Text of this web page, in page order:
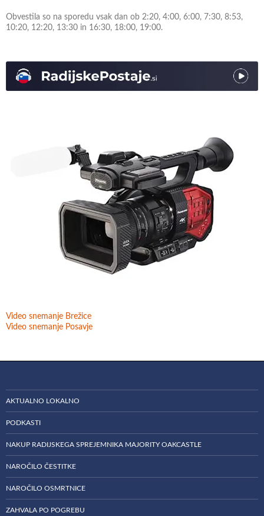
Obvestila so na sporedu vsak dan ob 2:20, 4:00, 6:00, 7:30, 8:53,
10:20, 12:20, 13:30 in 16:30, 18:00, 19:00.
Video snemanje Brežice
Video snemanje Posavje
AKTUALNO LOKALNO
PODKASTI
NAKUP RADIJSKEGA SPREJEMNIKA MAJORITY OAKCASTLE
NAROČILO ČESTITKE
NAROČILO OSMRTNICE
ZAHVALA PO POGREBU